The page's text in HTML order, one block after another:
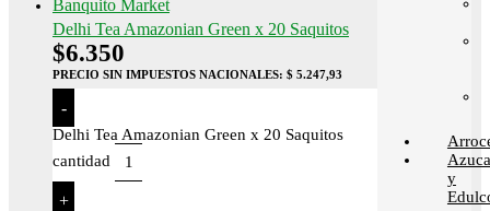
Delhi Tea Amazonian Green x 20 Saquitos
$6.350
PRECIO SIN IMPUESTOS NACIONALES: $ 5.247,93
-
Delhi Tea Amazonian Green x 20 Saquitos
cantidad
+
y